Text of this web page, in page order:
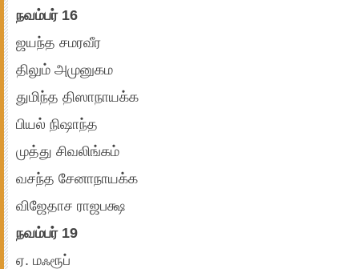
நவம்பர் 16
ஜயந்த சமரவீர
திலும் அமுனுகம
துமிந்த திஸாநாயக்க
பியல் நிஷாந்த
முத்து சிவலிங்கம்
வசந்த சேனாநாயக்க
விஜேதாச ராஜபக்ஷ
நவம்பர் 19
ஏ. மஃரூப்